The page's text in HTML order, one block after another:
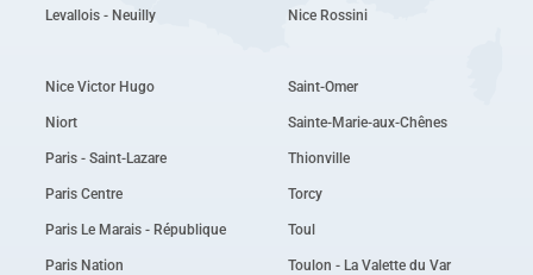
Levallois - Neuilly Nice Rossini
Nice Victor Hugo
Niort
Paris - Saint-Lazare
Paris Centre
Paris Le Marais - République
Paris Nation
Saint-Omer
Sainte-Marie-aux-Chênes
Thionville
Torcy
Toul
Toulon - La Valette du Var